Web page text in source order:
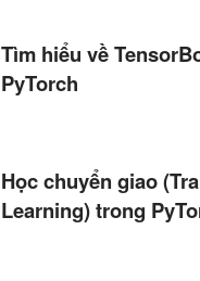
Tìm hiểu về
PyTorch
Học chuyển giao
Learning) trong